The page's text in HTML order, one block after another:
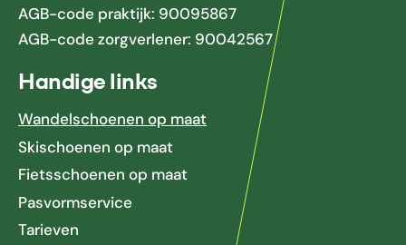
AGB-code praktijk: 90095867
AGB-code zorgverlener: 90042567
Handige links
Wandelschoenen op maat
Skischoenen op maat
Fietsschoenen op maat
Pasvormservice
Tarieven